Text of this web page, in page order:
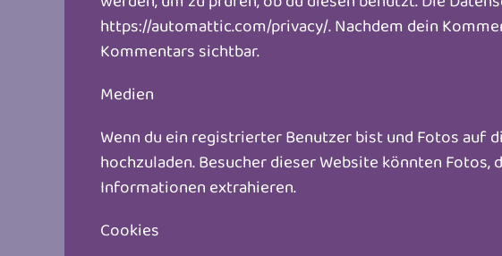
https://automattic.com/privacy/. Nachdem dein
Kommentars sichtbar.
Medien
Wenn du ein registrierter Benutzer bist und Fotos auf
hochzuladen. Besucher dieser Website könnten
Informationen extrahieren.
Cookies